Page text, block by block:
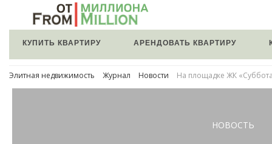
КУПИТЬ КВАРТИРУ АРЕНДОВАТЬ КВАРТИРУ
Элитная недвижимость Журнал Новости На площадке ЖК
НОВОСТЬ